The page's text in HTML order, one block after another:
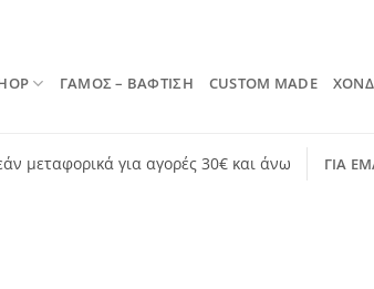
ΓΑΜΟΣ – ΒΑΦΤΙΣΗ CUSTOM MADE
μεταφορικά για αγορές 30€ και άνω ΓΙΑ